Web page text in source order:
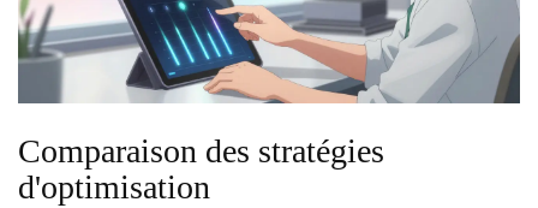
Comparaison des stratégies
d'optimisation